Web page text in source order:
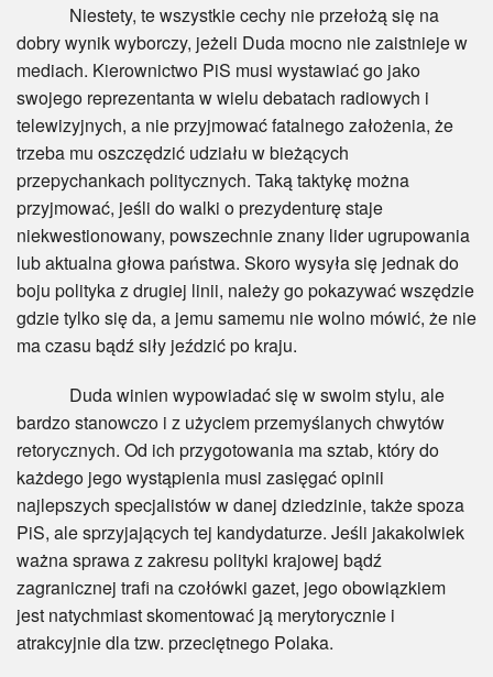
Niestety, te wszystkie cechy nie przełożą się na
dobry wynik wyborczy, jeżeli Duda mocno nie zaistnieje w
mediach. Kierownictwo PiS musi wystawiać go jako
swojego reprezentanta w wielu debatach radiowych i
telewizyjnych, a nie przyjmować fatalnego założenia, że
trzeba mu oszczędzić udziału w bieżących
przepychankach politycznych. Taką taktykę można
przyjmować, jeśli do walki o prezydenturę staje
niekwestionowany, powszechnie znany lider ugrupowania
lub aktualna głowa państwa. Skoro wysyła się jednak do
boju polityka z drugiej linii, należy go pokazywać wszędzie
gdzie tylko się da, a jemu samemu nie wolno mówić, że nie
ma czasu bądź siły jeździć po kraju.
Duda winien wypowiadać się w swoim stylu, ale
bardzo stanowczo i z użyciem przemyślanych chwytów
retorycznych. Od ich przygotowania ma sztab, który do
każdego jego wystąpienia musi zasięgać opinii
najlepszych specjalistów w danej dziedzinie, także spoza
PiS, ale sprzyjających tej kandydaturze. Jeśli jakakolwiek
ważna sprawa z zakresu polityki krajowej bądź
zagranicznej trafi na czołówki gazet, jego obowiązkiem
jest natychmiast skomentować ją merytorycznie i
atrakcyjnie dla tzw. przeciętnego Polaka.